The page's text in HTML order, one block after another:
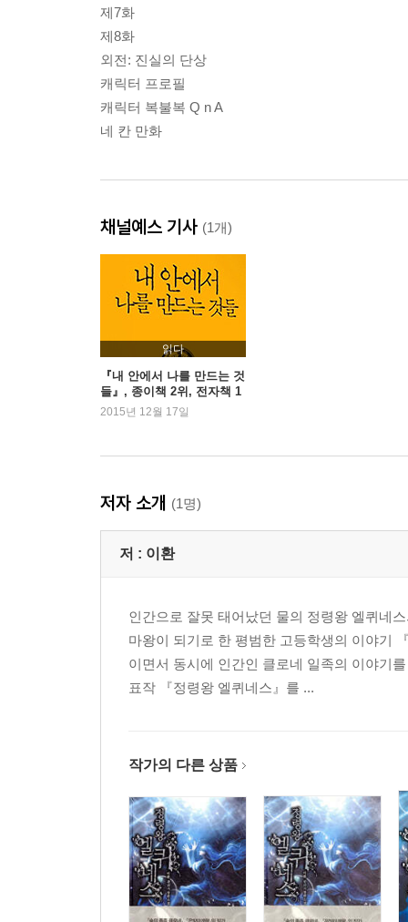
제7화
제8화
외전: 진실의 단상
캐릭터 프로필
캐릭터 복불복 Q n A
네 칸 만화
채널예스 기사 (1개)
읽다
『내 안에서 나를 만드는 것
들』, 종이책 2위, 전자책 1
위
2015년 12월 17일
저자 소개 (1명)
저 : 이환
인간으로 잘못 태어났던 물의 정령왕 엘퀴네
마왕이 되기로 한 평범한 고등학생의 이야기
이면서 동시에 인간인 클로네 일족의 이야기
표작 『정령왕 엘퀴네스』를 ...
작가의 다른 상품